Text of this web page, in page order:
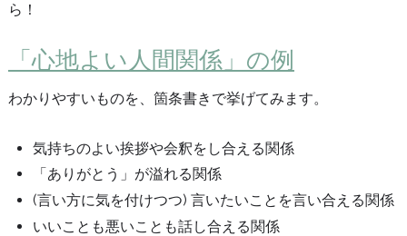
ら！
「心地よい人間関係」の例
わかりやすいものを、箇条書きで挙げてみます。
気持ちのよい挨拶や会釈をし合える関係
「ありがとう」が溢れる関係
(言い方に気を付けつつ) 言いたいことを言い合える関係
いいことも悪いことも話し合える関係